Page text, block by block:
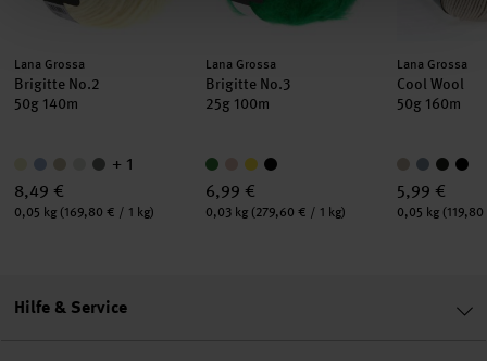
Hersteller:
Lana Grossa
Brigitte No.2
50g 140m
+ 1
8,49 €
Inhalt:
0,05 kg (169,80 € / 1 kg)
Hersteller:
Lana Grossa
Brigitte No.3
25g 100m
6,99 €
Inhalt:
0,03 kg (279,60 € / 1 kg)
Hersteller:
Lana Grossa
Cool Wool
50g 160m
5,99 €
Inhalt:
0,05 kg
Hilfe & Service